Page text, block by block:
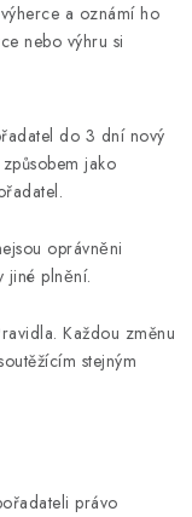
a oznámí ho
nebo výhru si
do 3 dní nový
jako
oprávněni
jiné plnění.
Každou změnu
stejným
právo